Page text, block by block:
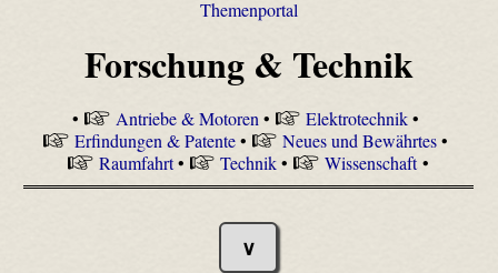
Themenportal
Forschung & Technik
• Antriebe & Motoren • Elektrotechnik•
Erfindungen & Patente• Neues und Bewährtes•
Raumfahrt• Technik• Wissenschaft•
∨